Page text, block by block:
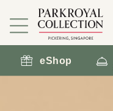
eShop